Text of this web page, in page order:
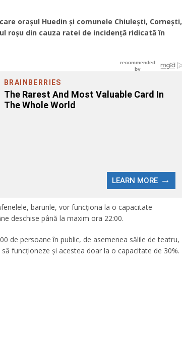
orașul Huedin și comunele Chiulești, Cornești,
roșu din cauza ratei de incidență ridicată în
barurile, vor funcționa la o capacitate
deschise până la maxim ora 22:00.
de persoane în public, de asemenea sălile de teatru,
funcționeze și acestea doar la o capacitate de 30%.